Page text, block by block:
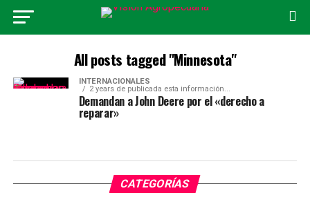
All posts tagged "Minnesota"
INTERNACIONALES
2 years de publicada esta información...
Demandan a John Deere por el «derecho a
reparar»
CATEGORÍAS